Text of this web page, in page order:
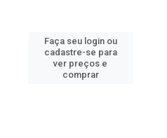
Faça seu login ou
cadastre-se para
ver preços e
comprar